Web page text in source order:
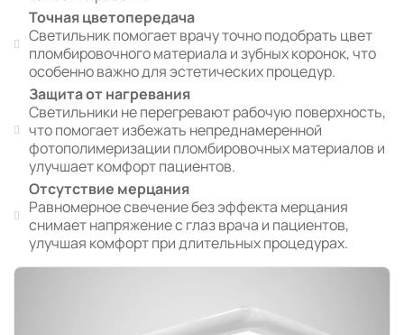
Точная цветопередача
Светильник помогает врачу точно подобрать цвет
пломбировочного материала и зубных коронок, что
особенно важно для эстетических процедур.
Защита от нагревания
Светильники не перегревают рабочую поверхность,
что помогает избежать непреднамеренной
фотополимеризации пломбировочных материалов и
улучшает комфорт пациентов.
Отсутствие мерцания
Равномерное свечение без эффекта мерцания
снимает напряжение с глаз врача и пациентов,
улучшая комфорт при длительных процедурах.